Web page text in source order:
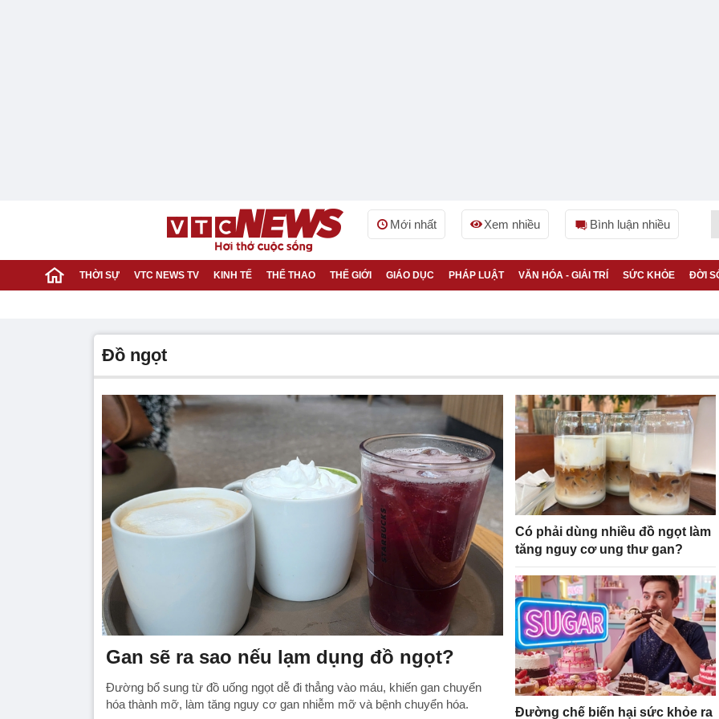
Mới nhất Xem nhiều Bình luận nhiều
THỜI SỰ VTC NEWS TV KINH TẾ THỂ THAO THẾ GIỚI GIÁO DỤC PHÁP LUẬT VĂN HÓA - GIẢI TRÍ SỨC KHỎE ĐỜI
đồ ngọt
Gan sẽ ra sao nếu lạm dụng đồ ngọt?
Đường bổ sung từ đồ uống ngọt dễ đi thẳng vào máu, khiến gan chuyển
hóa thành mỡ, làm tăng nguy cơ gan nhiễm mỡ và bệnh chuyển hóa.
Có phải dùng nhiều đồ ngọt làm
tăng nguy cơ ung thư gan?
Đường chế biến hại sức khỏe ra